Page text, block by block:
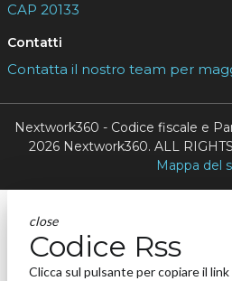
CAP 20133
Contatti
Contatta il nostro team per
Nextwork360 - Codice fiscale e
2026 Nextwork360. ALL
Mappa del
close
Codice Rss
Clicca sul pulsante per copiare il link